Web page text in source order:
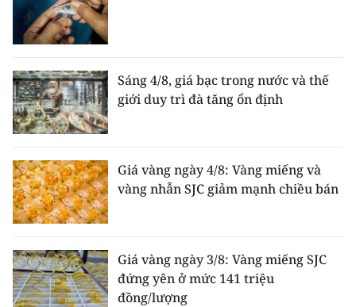
Sáng 4/8, giá bạc trong nước và thế
giới duy trì đà tăng ổn định
Giá vàng ngày 4/8: Vàng miếng và
vàng nhẫn SJC giảm mạnh chiều bán
Giá vàng ngày 3/8: Vàng miếng SJC
đứng yên ở mức 141 triệu
đồng/lượng